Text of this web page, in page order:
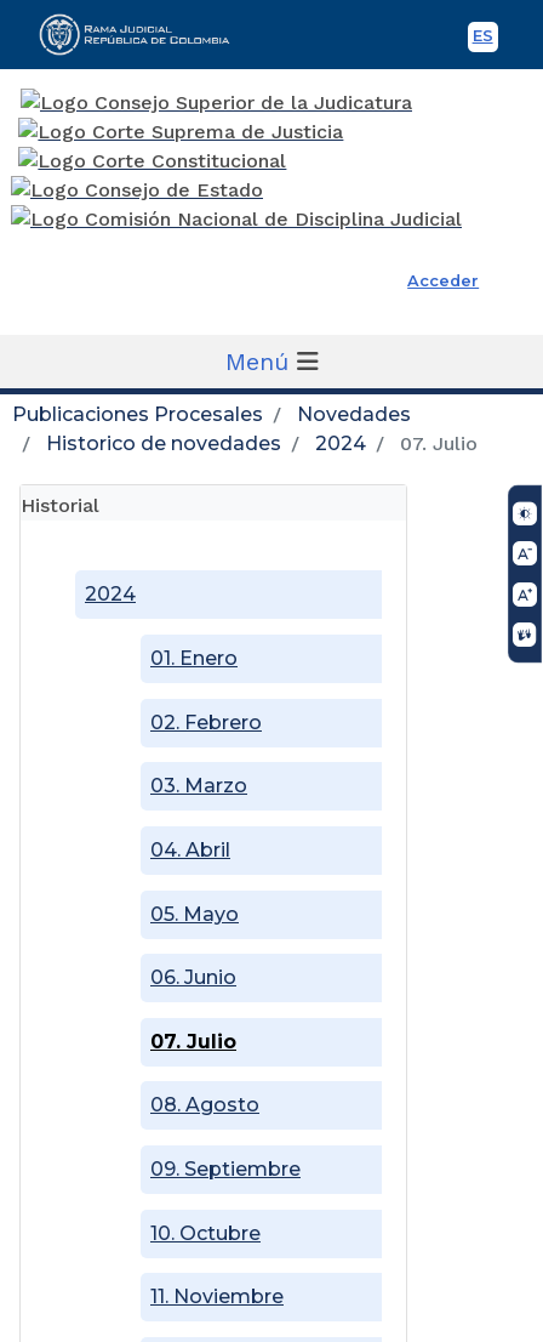
ES
Rama Judicial
Acceder
Menú
Publicaciones Procesales
Novedades
Historico de novedades
2024 07. Julio
Historial
2024
01. Enero
02. Febrero
03. Marzo
04. Abril
05. Mayo
06. Junio
07. Julio
08. Agosto
09. Septiembre
10. Octubre
11. Noviembre